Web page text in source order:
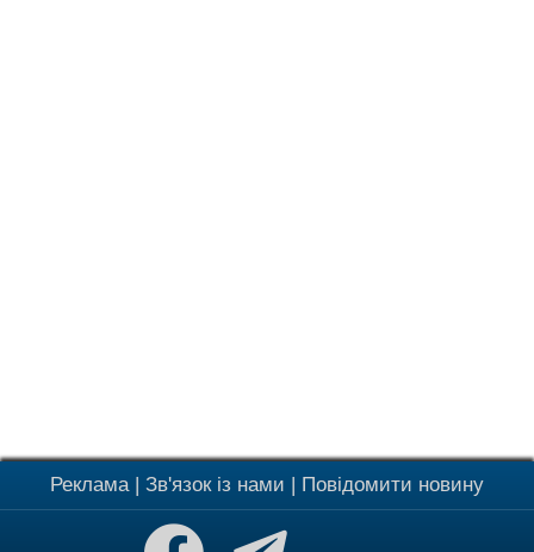
Реклама | Зв'язок із нами | Повідомити новину